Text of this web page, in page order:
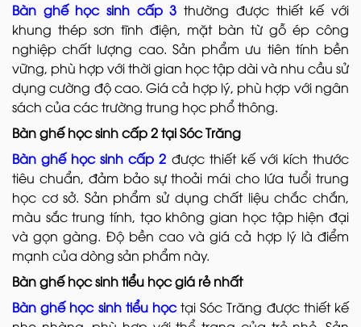
Bàn ghế học sinh cấp 3 thường được thiết kế với
khung thép sơn tĩnh điện, mặt bàn từ gỗ ép công
nghiệp chất lượng cao. Sản phẩm ưu tiên tính bền
vững, phù hợp với thời gian học tập dài và nhu cầu sử
dụng cường độ cao. Giá cả hợp lý, phù hợp với ngân
sách của các trường trung học phổ thông.
Bàn ghế học sinh cấp 2 tại Sóc Trăng
Bàn ghế học sinh cấp 2 được thiết kế với kích thước
tiêu chuẩn, đảm bảo sự thoải mái cho lứa tuổi trung
học cơ sở. Sản phẩm sử dụng chất liệu chắc chắn,
màu sắc trung tính, tạo không gian học tập hiện đại
và gọn gàng. Độ bền cao và giá cả hợp lý là điểm
mạnh của dòng sản phẩm này.
Bàn ghế học sinh tiểu học giá rẻ nhất
Bàn ghế học sinh tiểu họctại Sóc Trăng được thiết kế